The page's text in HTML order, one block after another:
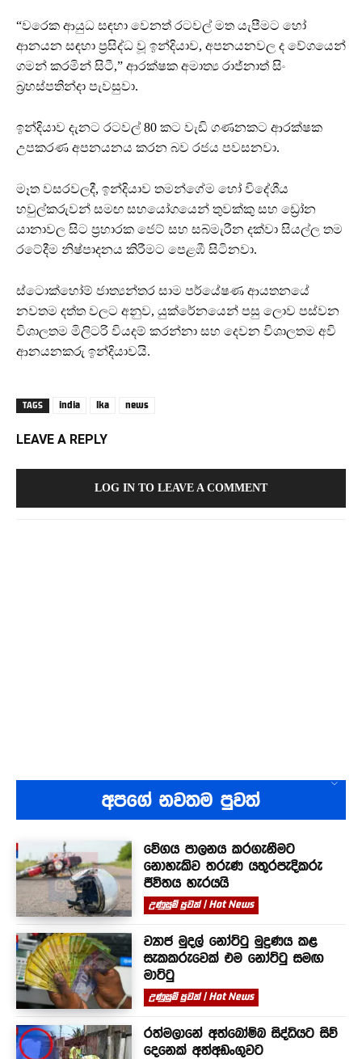
“වරෙක ආයුධ සඳහා වෙනත් රටවල් මත යැපීමට හෝ
ආනයන සඳහා ප්‍රසිද්ධ වූ ඉන්දියාව, අපනයනවල ද වේගයෙන්
ගමන් කරමින් සිටී,” ආරක්ෂක අමාත්‍ය රාජ්නාත් සිං
බ්‍රහස්පතින්දා පැවසුවා.
ඉන්දියාව දැනට රටවල් 80 කට වැඩි ගණනකට ආරක්ෂක
උපකරණ අපනයනය කරන බව රජය පවසනවා.
මෑත වසරවලදී, ඉන්දියාව තමන්ගේම හෝ විදේශීය
හවුල්කරුවන් සමඟ සහයෝගයෙන් තුවක්කු සහ ඩ්‍රෝන
යානාවල සිට ප්‍රහාරක ජෙට් සහ සබ්මැරීන දක්වා සියල්ල තම
රටේදීම නිෂ්පාදනය කිරීමට පෙළඹී සිටිනවා.
ස්ටොක්හෝම් ජාත්‍යන්තර සාම පර්යේෂණ ආයතනයේ
නවතම දත්ත වලට අනුව, යුක්රේනයෙන් පසු ලොව පස්වන
විශාලතම මිලිටරි වියදම් කරන්නා සහ දෙවන විශාලතම අවි
ආනයනකරු ඉන්දියාවයි.
TAGS india lka news
LEAVE A REPLY
LOG IN TO LEAVE A COMMENT
අපගේ නවතම පුවත්
වේගය පාලනය කරගැනීමට
නොහැකිව තරුණ යතුරපැදිකරු
ජීවිතය හැරයයි
උණුසුම් පුවත් | Hot News
ව්‍යාජ මුදල් නෝට්ටු මුද්‍රණය කළ
සැකකරුවෙක් එම නෝට්ටු සමඟ
මාට්ටු
උණුසුම් පුවත් | Hot News
රත්මලානේ අත්බෝම්බ සිද්ධියට සිව්
දෙනෙක් අත්අඩංගුවට